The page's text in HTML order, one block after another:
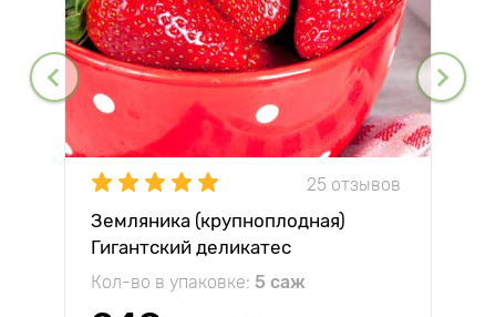
25 отзывов
Земляника (крупноплодная)
Гигантский деликатес
Кол-во в упаковке: 5 саж